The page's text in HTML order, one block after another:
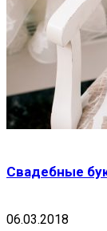
Свадебные
06.03.2018